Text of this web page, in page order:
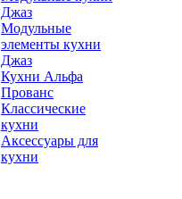
Джаз
Модульные
элементы кухни
Джаз
Кухни Альфа
Прованс
Классические
кухни
Аксессуары для
кухни